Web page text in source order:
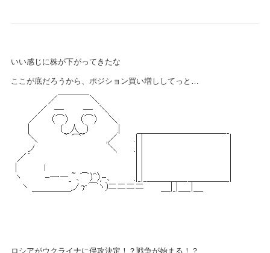
いい感じに株が下がってきたな
ここが底だろうから、ポジション買い増ししてっと…
ロシアがウクライナに侵攻決定！？ 戦争が始まる！？